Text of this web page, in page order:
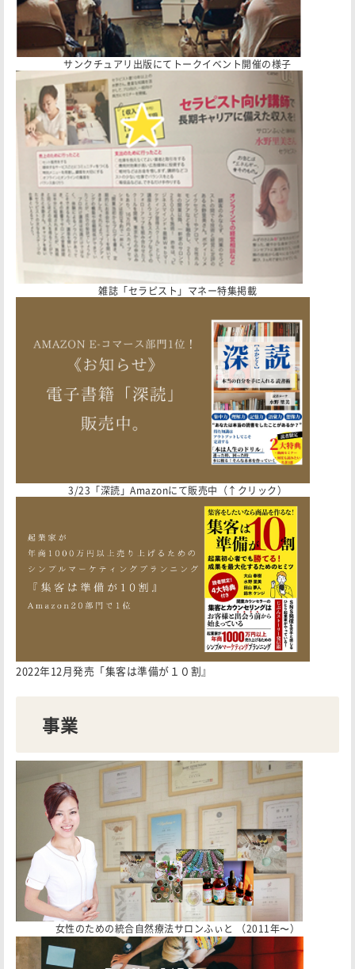
サンクチュアリ出版にてトークイベント開催の様子
雑誌「セラピスト」マネー特集掲載
3/23「深読」Amazonにて販売中（↑クリック）
2022年12月発売「集客は準備が１０割』
事業
女性のための統合自然療法サロンふぃと （2011年〜）